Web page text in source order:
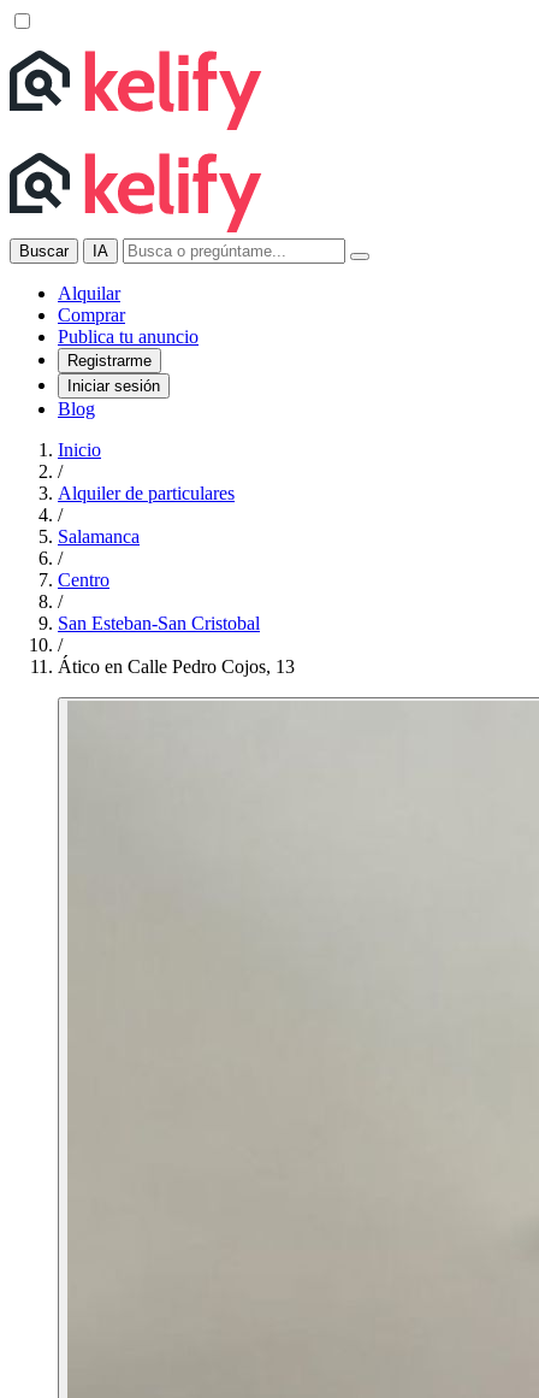
Buscar IA
Alquilar
Comprar
Publica tu anuncio
Registrarme
Iniciar sesión
Blog
Inicio
/
Alquiler de particulares
/
Salamanca
/
Centro
/
San Esteban-San Cristobal
/
Ático en Calle Pedro Cojos, 13